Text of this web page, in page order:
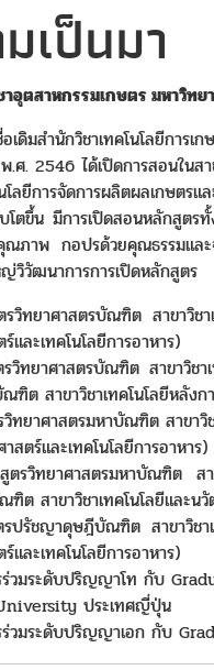
เป็นมา
าอุตสาหกรรมเกษตร มหาวิ
อเดิมสำนักวิชาเทคโนโลยี
.ศ. 2546 ได้เปิดการสอนใน
โลยีการจัดการผลิตผลเกษต
โตขึ้น มีการเปิดสอนหลักสูต
พ กอปรด้วยคุณธรรมและจริ
วิวัฒนาการการเปิดหลักสูตร
ทยาศาสตรบัณฑิต สาขาวิชา
ละเทคโนโลยีการอาหาร)
ยาศาสตรบัณฑิต สาขาวิชา
ต สาขาวิชาเทคโนโลยีหลังก
ยาศาสตรมหาบัณฑิต สาขาวิ
ตร์และเทคโนโลยีการอาหาร)
ทยาศาสตรมหาบัณฑิต สา
ต สาขาวิชาเทคโนโลยีและนวั
รัชญาดุษฎีบัณฑิต สาขาวิชา
ละเทคโนโลยีการอาหาร)
ร่วมระดับปริญญาโท กับ
ประเทศญี่ปุ่น
วมระดับปริญญาเอก กับ